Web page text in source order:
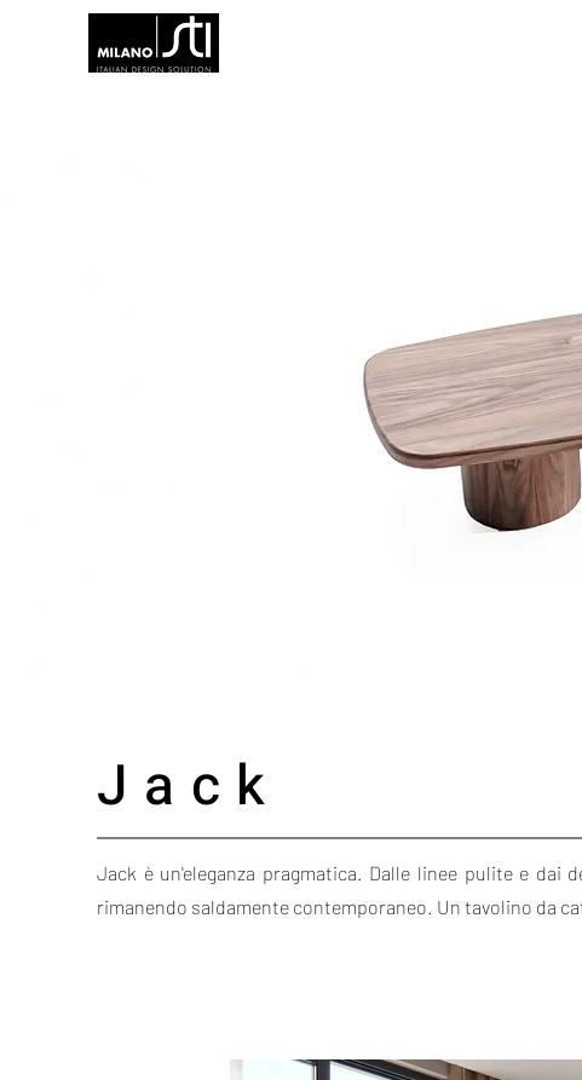
Jack
Jack è un'eleganza pragmatica. Dalle linee pulite e
rimanendo saldamente contemporaneo. Un tavolino da